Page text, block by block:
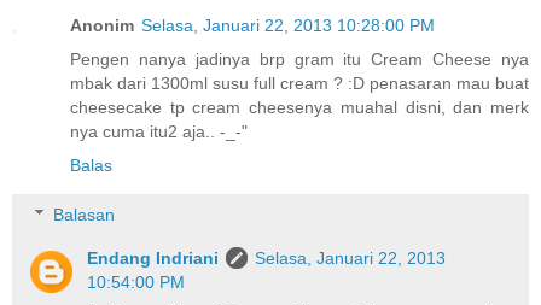
Anonim Selasa, Januari 22, 2013 10:28:00 PM
Pengen nanya jadinya brp gram itu Cream Cheese nya
mbak dari 1300ml susu full cream ? :D penasaran mau buat
cheesecake tp cream cheesenya muahal disni, dan merk
nya cuma itu2 aja.. -_-"
Balas
Balasan
Endang Indriani
Selasa, Januari 22, 2013
10:54:00 PM